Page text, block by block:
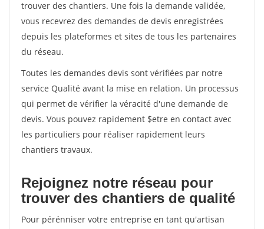
trouver des chantiers. Une fois la demande validée,
vous recevrez des demandes de devis enregistrées
depuis les plateformes et sites de tous les partenaires
du réseau.
Toutes les demandes devis sont vérifiées par notre
service Qualité avant la mise en relation. Un processus
qui permet de vérifier la véracité d'une demande de
devis. Vous pouvez rapidement $etre en contact avec
les particuliers pour réaliser rapidement leurs
chantiers travaux.
Rejoignez notre réseau pour
trouver des chantiers de qualité
Pour pérénniser votre entreprise en tant qu'artisan